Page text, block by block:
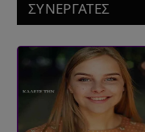
ΣΥΝΕΡΓΑΤΕΣ